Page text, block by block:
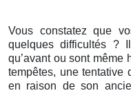
Vous constatez que
quelques difficultés ?
qu’avant ou sont même
tempêtes, une tentative
en raison de son